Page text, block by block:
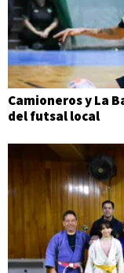
Camioneros y La
del futsal local